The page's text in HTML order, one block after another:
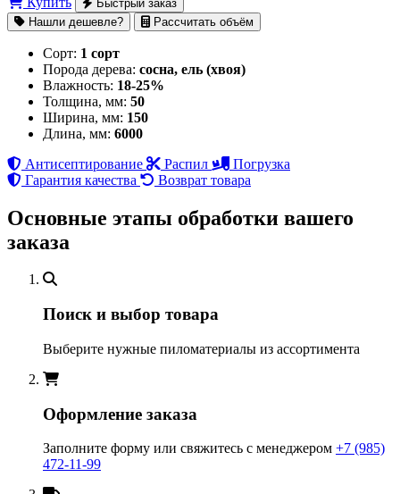
Быстрый заказ
Нашли дешевле?
Рассчитать объём
Сорт: 1 сорт
Порода дерева: сосна, ель (хвоя)
Влажность: 18-25%
Толщина, мм: 50
Ширина, мм: 150
Длина, мм: 6000
Антисептирование
Распил
Погрузка
Гарантия качества
Возврат товара
Основные этапы обработки вашего
заказа
Поиск и выбор товара
Выберите нужные пиломатериалы из ассортимента
Оформление заказа
Заполните форму или свяжитесь с менеджером +7 (985)
472-11-99